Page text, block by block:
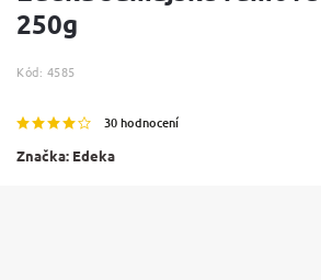
250g
Kód: 4585
30 hodnocení
Značka: Edeka